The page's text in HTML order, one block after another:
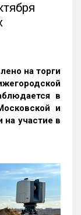
на торги
в
и
на участие в